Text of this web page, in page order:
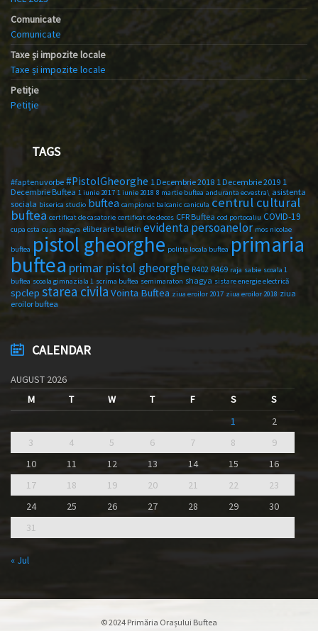
Comunicate
Comunicate
Taxe și impozite locale
Taxe și impozite locale
Petiție
Petiție
TAGS
#faptenuvorbe #PistolGheorghe 1 Decembrie 2018 1 Decembrie 2019 1
Decembrie Buftea 1 iunie 2017 1 iunie 2018 8 martie buftea anduranta ecvestra\ asistenta
sociala biserica studio buftea campionat balcanic canicula centrul cultural
buftea certificat de casatorie certificat de deces CFR Buftea cod portocaliu COVID-19
cupa csta cupa shagya eliberare buletin evidenta persoanelor mos nicolae
buftea pistol gheorghe politia locala buftea primaria
buftea primar pistol gheorghe R402 R469 raja sabie scoala 1
buftea scoala gimnaziala 1 scrima buftea semimaraton shagya sistare energie electrică
spclep starea civila Vointa Buftea ziua eroilor 2017 ziua eroilor 2018 ziua
eroilor buftea
CALENDAR
AUGUST 2026
M
T W T F S
S
1
2
3
4 5 6 7 8
9
10
11 12 13 14 15
16
17
18 19 20 21 22
23
24
25 26 27 28 29
30
31
« Jul
© 2024 Primăria Orașului Buftea